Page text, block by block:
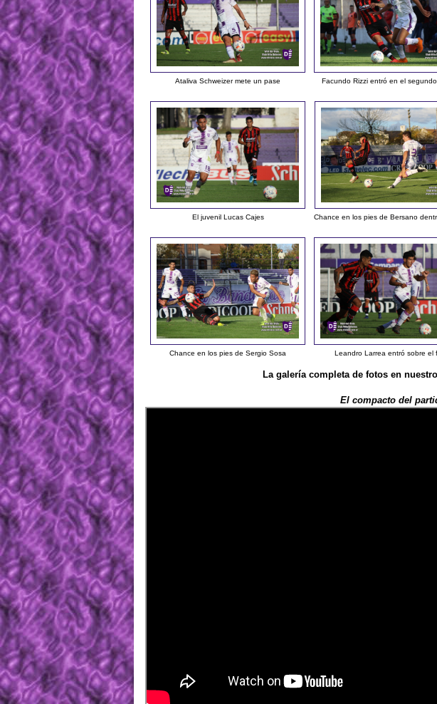
Ataliva Schweizer mete un pase Facundo Rizzi entró en el
El juvenil Lucas Cajes Chance en los pies de Bersano
Chance en los pies de Sergio Sosa Leandro Larrea entró sobre el
La galería completa de fotos en
El compacto del